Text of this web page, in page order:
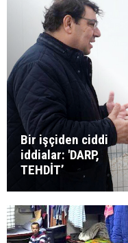
Bir işçiden ciddi
iddialar: 'DARP,
TEHDİT’